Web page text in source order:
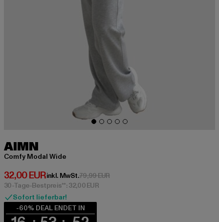
AIMN
Comfy Modal Wide
32,00 EUR
Derzeitiger Preis: 32,00 EUR
inkl. MwSt.79,99 EURAktionspreis: 79,99 EUR
30-Tage-Bestpreis**: 32,00 EUR
Sofort lieferbar!
-60% DEAL ENDET IN